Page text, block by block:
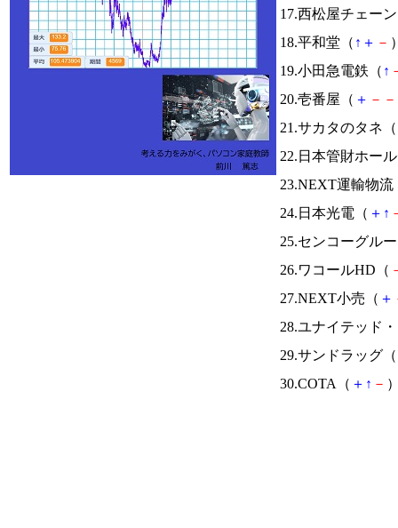
17.西松屋チェー
18.平和堂（ ↑ ＋ －
19.小田急電鉄（ ↑
20.壱番屋（ ＋ － －
21.サカタのタネ（
22.日本管財ホー
23.NEXT運輸物流
24.日本光電（ ＋ ↑
25.センコーグル
26.ワコールHD（
27.NEXT小売（ ＋
28.ユナイテッド
29.サンドラッグ（
30.COTA（ ＋ ↑ －